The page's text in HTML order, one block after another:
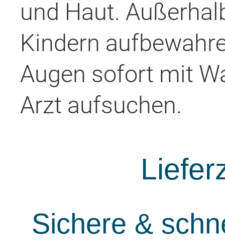
und Haut.
Kindern
Augen sofort mit
Arzt aufsuchen.
Sichere &